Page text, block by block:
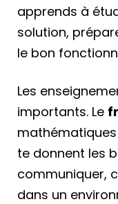
apprends à
solution,
le bon
Les
importants. Le
te donnent les
communiquer,
dans un